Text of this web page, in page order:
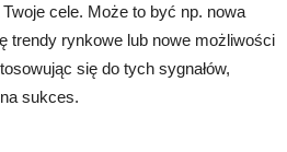
cele. Może to być np. nowa
trendy rynkowe lub nowe możliwości
się do tych sygnałów,
sukces.